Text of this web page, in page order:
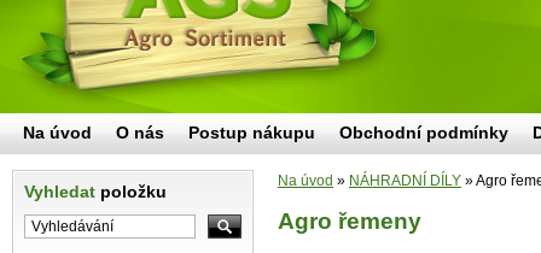
Vyhledat položku
Na úvod » NÁHRADNÍ DÍLY »Agro
Agro řemeny
Na úvod O nás Postup nákupu Obchodní podmínky